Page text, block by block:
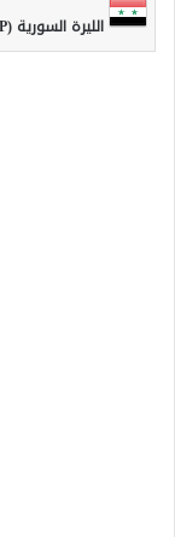
الليرة السورية (SYP)